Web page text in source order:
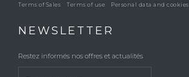
Terms of Sales
Terms of use Personal data and cookies
NEWSLETTER
Restez informés nos offres et actualités